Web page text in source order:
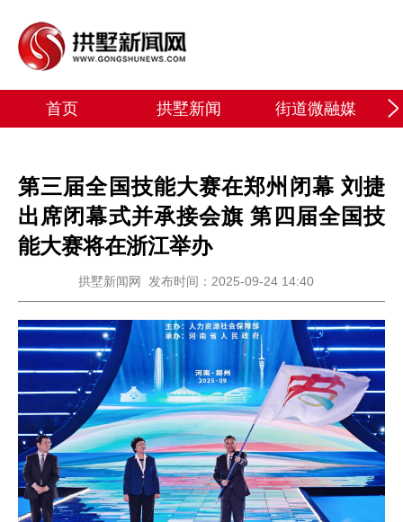
首页 拱墅新闻 街道微融媒
第三届全国技能大赛在郑州闭幕 刘捷
出席闭幕式并承接会旗 第四届全国技
能大赛将在浙江举办
拱墅新闻网 发布时间：2025-09-24 14:40